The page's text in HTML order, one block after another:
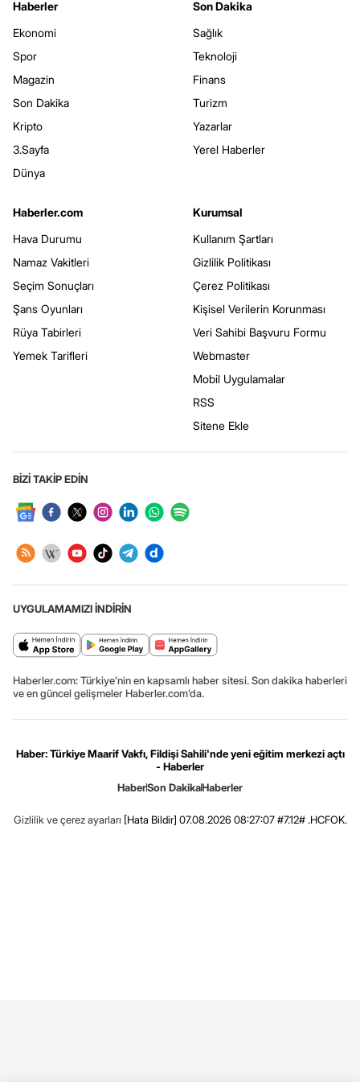
Haberler
Ekonomi
Spor
Magazin
Son Dakika
Kripto
3.Sayfa
Dünya
Son Dakika
Sağlık
Teknoloji
Finans
Turizm
Yazarlar
Yerel Haberler
Haberler.com
Hava Durumu
Namaz Vakitleri
Seçim Sonuçları
Şans Oyunları
Rüya Tabirleri
Yemek Tarifleri
Kurumsal
Kullanım Şartları
Gizlilik Politikası
Çerez Politikası
Kişisel Verilerin Korunması
Veri Sahibi Başvuru Formu
Webmaster
Mobil Uygulamalar
RSS
Sitene Ekle
BİZİ TAKİP EDİN
UYGULAMAMIZI İNDİRİN
Haberler.com: Türkiye’nin en kapsamlı haber sitesi. Son dakika haberleri
ve en güncel gelişmeler Haberler.com’da.
Haber: Türkiye Maarif Vakfı, Fildişi Sahili'nde yeni eğitim merkezi açtı
- Haberler
HaberSon DakikaHaberler
Gizlilik ve çerez ayarları [Hata Bildir] 07.08.2026 08:27:07 #7.12# .HCFOK.